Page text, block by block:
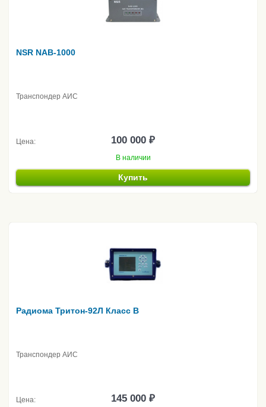
NSR NAB-1000
Транспондер АИС
Цена: 100 000 ₽
В наличии
Купить
Радиома Тритон-92Л Класс B
Транспондер АИС
Цена: 145 000 ₽